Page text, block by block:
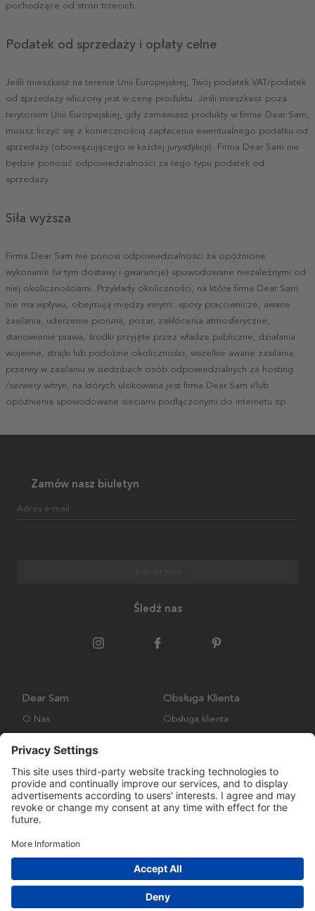
pochodzące od stron trzecich.
Podatek od sprzedaży i opłaty celne
Jeśli mieszkasz na terenie Unii Europejskiej, Twój podatek VAT/podatek
od sprzedaży wliczony jest w cenę produktu. Jeśli mieszkasz poza
terytorium Unii Europejskiej, gdy zamawiasz produkty w firmie Dear Sam,
musisz liczyć się z koniecznością zapłacenia ewentualnego podatku od
sprzedaży (obowiązującego w każdej jurysdykcji). Firma Dear Sam nie
będzie ponosić odpowiedzialności za tego typu podatek od
sprzedaży.
Siła wyższa
Firma Dear Sam nie ponosi odpowiedzialności za opóźnione
wykonanie (w tym dostawy i gwarancje) spowodowane niezależnymi od
niej okolicznościami. Przykłady okoliczności, na które firma Dear Sam
nie ma wpływu, obejmują między innymi: spory pracownicze, awarie
zasilania, uderzenie pioruna, pożar, zakłócenia atmosferyczne,
stanowienie prawa, środki przyjęte przez władze publiczne, działania
wojenne, strajki lub podobne okoliczności, wszelkie awarie zasilania,
przerwy w zasilaniu w siedzibach osób odpowiedzialnych za hosting
/serwery witryn, na których ulokowana jest firma Dear Sam i/lub
opóźnienia spowodowane sieciami podłączonymi do internetu itp.
Zamów nasz biuletyn
Adres e-mail
Śledź nas
Dear Sam
O Nas
Obsługa Klienta
Obsługa klienta
Wysyłka i Dostawa